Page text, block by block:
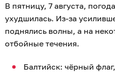
В пятницу, 7 августа,
ухудшилась. Из-за
поднялись волны, а на
отбойные течения.
Балтийск: чёрный